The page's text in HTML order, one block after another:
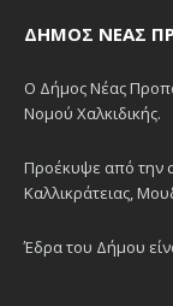
ΔΉΜΟΣ ΝΈΑΣ
Ο Δήμος Νέας
Νομού Χαλκιδικής.
Προέκυψε από την
Καλλικράτειας,
Έδρα του Δήμου